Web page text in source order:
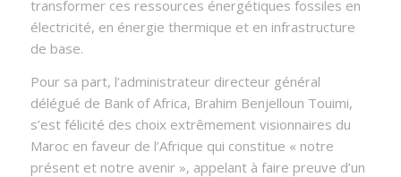
transformer ces ressources énergétiques fossiles en
électricité, en énergie thermique et en infrastructure
de base.
Pour sa part, l’administrateur directeur général
délégué de Bank of Africa, Brahim Benjelloun Touimi,
s’est félicité des choix extrêmement visionnaires du
Maroc en faveur de l’Afrique qui constitue « notre
présent et notre avenir », appelant à faire preuve d’un